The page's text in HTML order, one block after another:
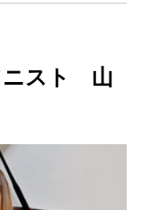
ニスト 山